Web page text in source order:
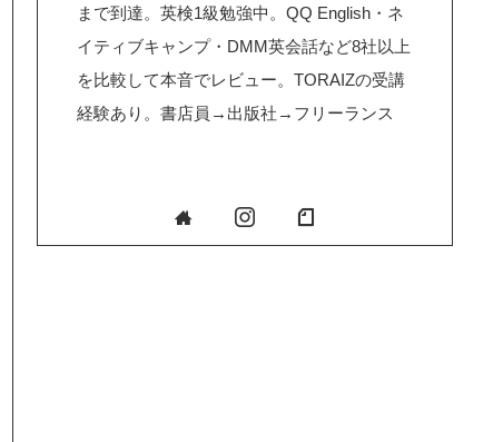
まで到達。英検1級勉強中。QQ English・ネ
イティブキャンプ・DMM英会話など8社以上
を比較して本音でレビュー。TORAIZの受講
経験あり。書店員→出版社→フリーランス